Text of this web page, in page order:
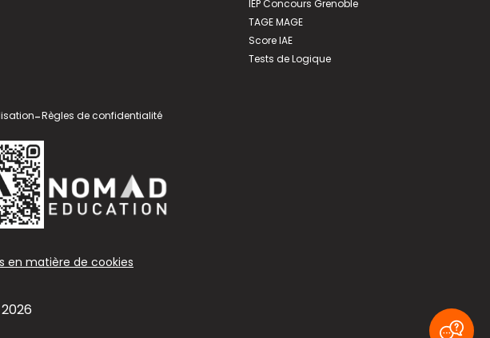
IEP Concours Grenoble
TAGE MAGE
Score IAE
Tests de Logique
-Règles de confidentialité
en matière de cookies